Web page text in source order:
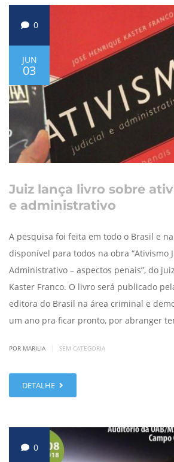
0
JUN
03
Juiz lança livro sobre
e administrativo
A pesquisa foi feita em todo o Brasil e
disponível para todos na obra “Ativismo
Administrativo – aspectos penais”, do
Kaster Franco. O livro será publicado
editora do Brasil na área criminal e
um ano pra ficar pronto, por abranger
POR MARILIA SEM CATEGORIA
DETALHE
0